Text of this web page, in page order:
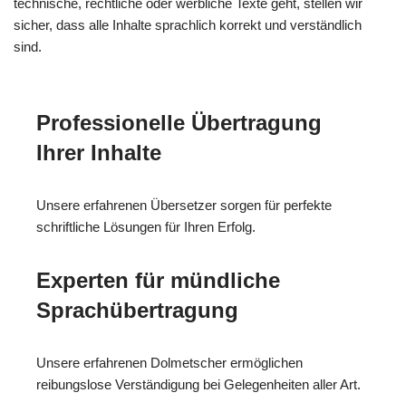
technische, rechtliche oder werbliche Texte geht, stellen wir
sicher, dass alle Inhalte sprachlich korrekt und verständlich
sind.
Professionelle Übertragung
Ihrer Inhalte
Unsere erfahrenen Übersetzer sorgen für perfekte
schriftliche Lösungen für Ihren Erfolg.
Experten für mündliche
Sprachübertragung
Unsere erfahrenen Dolmetscher ermöglichen
reibungslose Verständigung bei Gelegenheiten aller Art.